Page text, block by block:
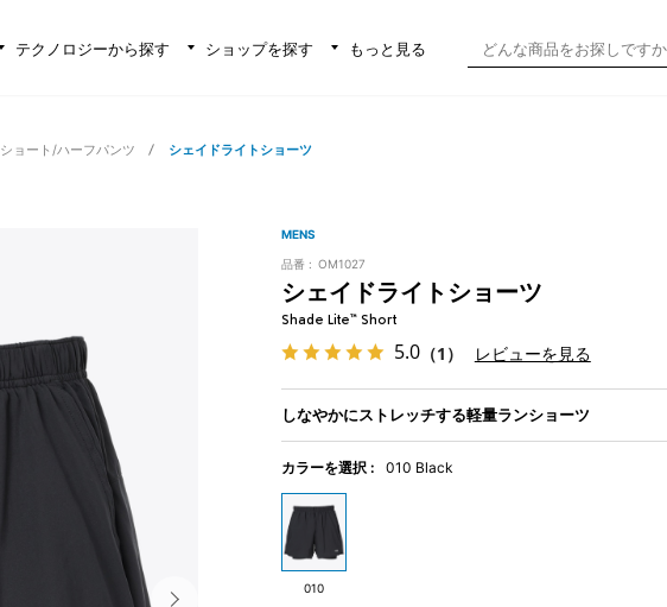
テクノロジーから探す ショップを探す もっと見る
ショート/ハーフパンツ シェイドライトショーツ
MENS
品番 : OM1027
シェイドライトショーツ
Shade Lite™ Short
5.0（1） レビューを見る
しなやかにストレッチする軽量ランショーツ
カラーを選択 : 010 Black
010